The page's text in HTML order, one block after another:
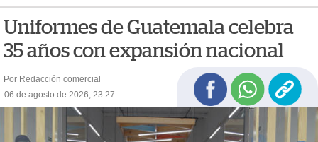
Uniformes de Guatemala celebra
35 años con expansión nacional
Por Redacción comercial
06 de agosto de 2026, 23:27